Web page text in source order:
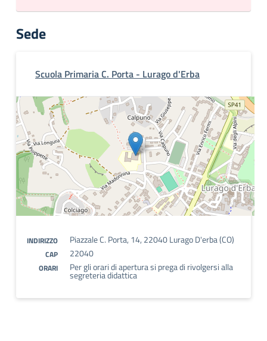
Sede
Scuola Primaria C. Porta - Lurago d'Erba
INDIRIZZO Piazzale C. Porta, 14, 22040 Lurago D'erba (CO)
CAP 22040
ORARI Per gli orari di apertura si prega di rivolgersi alla
segreteria didattica